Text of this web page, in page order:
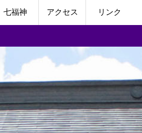
七福神 アクセス リンク